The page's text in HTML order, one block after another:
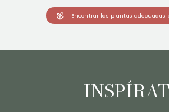
Encontrar las plantas